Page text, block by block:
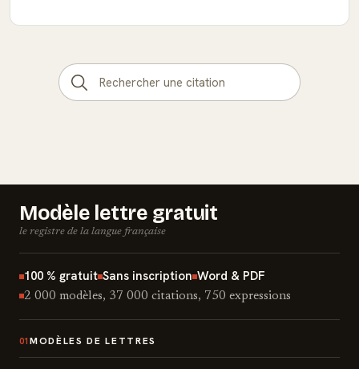
Modèle lettre gratuit
le registre de la langue française
100 % gratuit Sans inscription Word & PDF
2 000 modèles, 37 000 citations, 750 expressions
01 MODÈLES DE LETTRES